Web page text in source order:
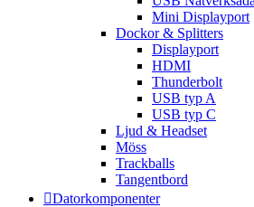
Mini Displayport
Dockor & Splitters
Displayport
HDMI
Thunderbolt
USB typ A
USB typ C
Ljud & Headset
Möss
Trackballs
Tangentbord
Datorkomponenter